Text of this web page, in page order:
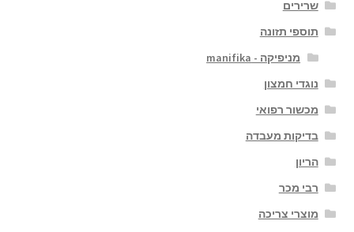
שרירים
תוספי תזונה
מניפיקה - manifika
נוגדי חמצון
מכשור רפואי
בדיקות מעבדה
הריון
רבי מכר
מוצרי צריכה